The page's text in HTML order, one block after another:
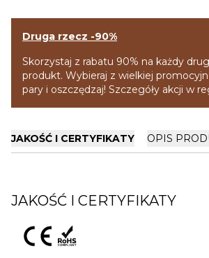
Druga rzecz -90%
Skorzystaj z rabatu 90% na każdy
produkt. Wybieraj z wielkiej
pary i oszczędzaj! Szczegóły akcji w
JAKOŚĆ I CERTYFIKATY OPIS
JAKOŚĆ I CERTYFIKATY